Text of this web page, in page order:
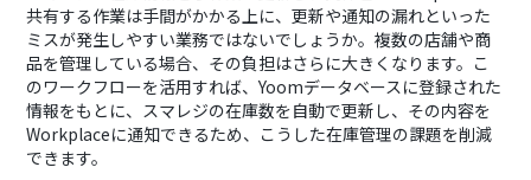
共有する作業は手間がかかる上に、更新や通知の漏れといった
ミスが発生しやすい業務ではないでしょうか。複数の店舗や商
品を管理している場合、その負担はさらに大きくなります。こ
のワークフローを活用すれば、Yoomデータベースに登録された
情報をもとに、スマレジの在庫数を自動で更新し、その内容を
Workplaceに通知できるため、こうした在庫管理の課題を削減
できます。